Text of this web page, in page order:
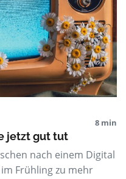
8 min
jetzt gut tut
nach einem Digital
Frühling zu mehr